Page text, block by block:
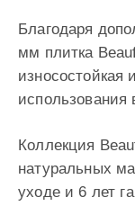
Благодаря
мм плитка
износостойкая
использования
Коллекция
натуральных
уходе и 6 лет